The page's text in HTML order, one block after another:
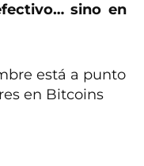
sino en